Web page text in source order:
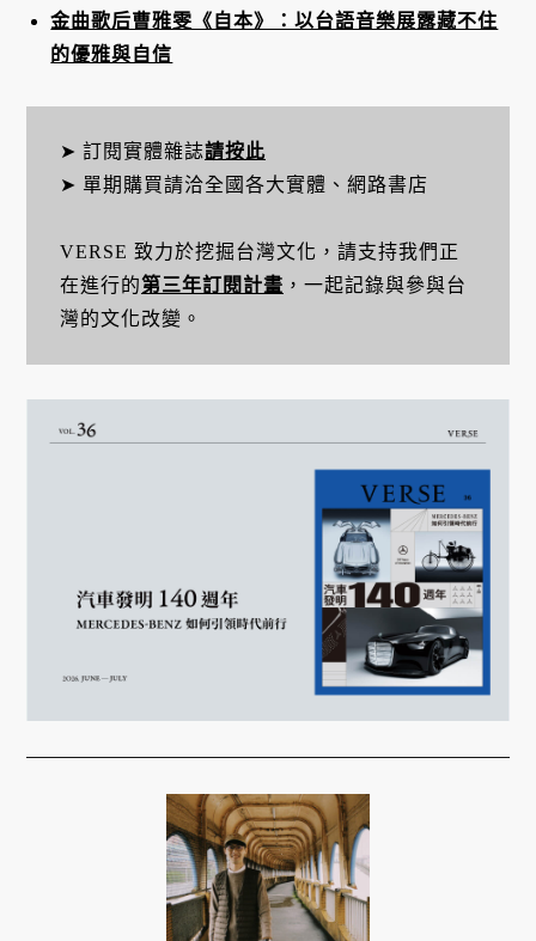
金曲歌后曹雅雯《自本》：以台語音樂展露藏不住
的優雅與自信
➤ 訂閱實體雜誌請按此
➤ 單期購買請洽全國各大實體、網路書店
VERSE 致力於挖掘台灣文化，請支持我們正
在進行的第三年訂閱計畫 ，一起記錄與參與台
灣的文化改變。